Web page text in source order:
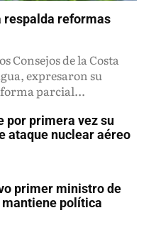
respalda reformas
Consejos de la Costa
expresaron su
parcial...
por primera vez su
ataque nuclear aéreo
primer ministro de
mantiene política